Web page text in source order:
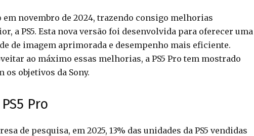
novembro de 2024, trazendo consigo melhorias
a PS5. Esta nova versão foi desenvolvida para oferecer uma
de imagem aprimorada e desempenho mais eficiente.
ao máximo essas melhorias, a PS5 Pro tem mostrado
objetivos da Sony.
Pro
de pesquisa, em 2025, 13% das unidades da PS5 vendidas